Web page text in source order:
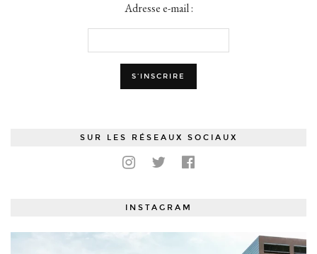
Adresse e-mail :
SUR LES RÉSEAUX SOCIAUX
INSTAGRAM